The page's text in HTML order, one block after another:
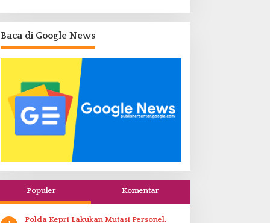
Baca di Google News
Populer Komentar
Polda Kepri Lakukan Mutasi Personel,